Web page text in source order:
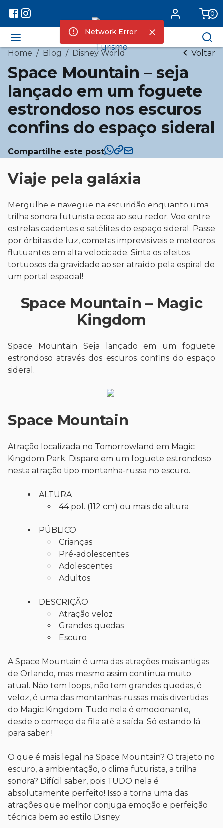
0
Home / Blog / Disney World Voltar
Space Mountain – seja
lançado em um foguete
estrondoso nos escuros
confins do espaço sideral
Compartilhe este post
Viaje pela galáxia
Mergulhe e navegue na escuridão enquanto uma
trilha sonora futurista ecoa ao seu redor. Voe entre
estrelas cadentes e satélites do espaço sideral. Passe
por órbitas de luz, cometas imprevisíveis e meteoros
flutuantes em alta velocidade. Sinta os efeitos
tortuosos da gravidade ao ser atraído pela espiral de
um portal espacial!
Space Mountain – Magic
Kingdom
Space Mountain Seja lançado em um foguete
estrondoso através dos escuros confins do espaço
sideral.
Space Mountain
Atração localizada no Tomorrowland em Magic
Kingdom Park. Dispare em um foguete estrondoso
nesta atração tipo montanha-russa no escuro.
ALTURA
44 pol. (112 cm) ou mais de altura
PÚBLICO
Crianças
Pré-adolescentes
Adolescentes
Adultos
DESCRIÇÃO
Atração veloz
Grandes quedas
Escuro
A Space Mountain é uma das atrações mais antigas
de Orlando, mas mesmo assim continua muito
atual. Não tem loops, não tem grandes quedas, é
veloz, é uma das montanhas-russas mais divertidas
do Magic Kingdom. Tudo nela é emocionante,
desde o começo da fila até a saída. Só estando lá
para saber !
O que é mais legal na Space Mountain? O trajeto no
escuro, a ambientação, o clima futurista, a trilha
sonora? Difícil saber, pois TUDO nela é
absolutamente perfeito! Isso a torna uma das
atrações que melhor conjuga emoção e perfeição
técnica bem ao estilo Disney.
Network Error